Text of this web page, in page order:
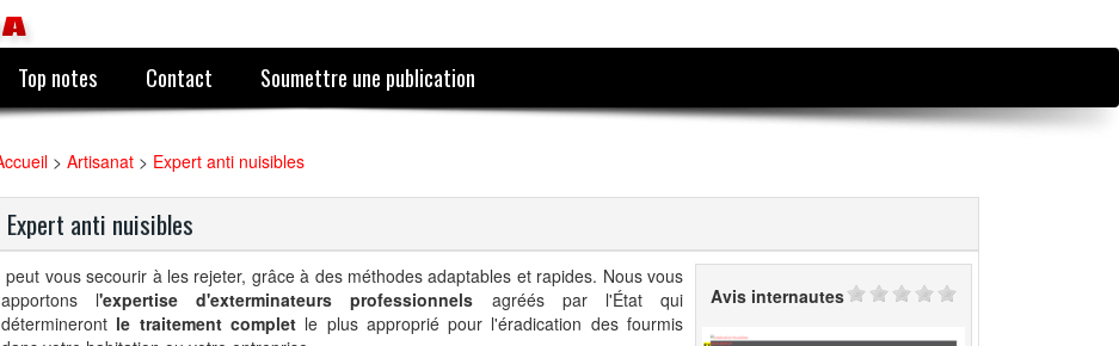
Top notes Contact Soumettre une publication
> Artisanat > Expert anti nuisibles
Expert anti nuisibles
peut vous secourir à les rejeter, grâce à des méthodes adaptables et rapides. Nous vous
apportons l'expertise d'exterminateurs professionnels agréés par l'État qui
détermineront le traitement completle plus approprié pour l'éradication des fourmis
Avis internautes